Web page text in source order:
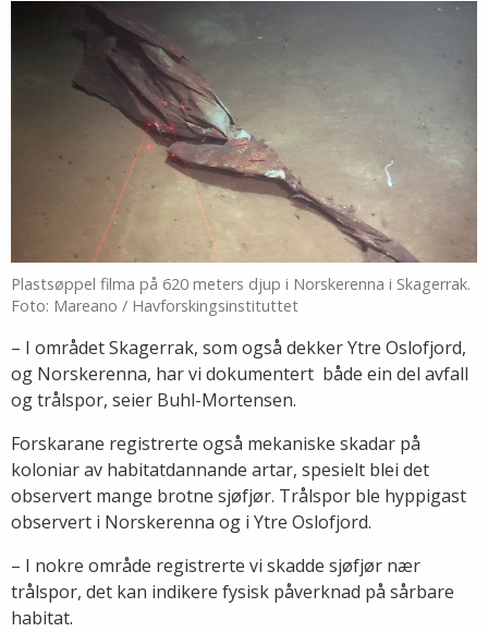
Plastsøppel filma på 620 meters djup i Norskerenna i Skagerrak.
Foto: Mareano / Havforskingsinstituttet
– I området Skagerrak, som også dekker Ytre Oslofjord,
og Norskerenna, har vi dokumentert både ein del avfall
og trålspor, seier Buhl-Mortensen.
Forskarane registrerte også mekaniske skadar på
koloniar av habitatdannande artar, spesielt blei det
observert mange brotne sjøfjør. Trålspor ble hyppigast
observert i Norskerenna og i Ytre Oslofjord.
– I nokre område registrerte vi skadde sjøfjør nær
trålspor, det kan indikere fysisk påverknad på sårbare
habitat.